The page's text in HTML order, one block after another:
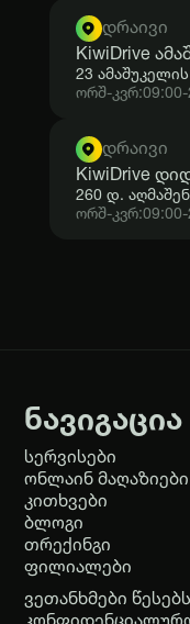
დრაივი
KiwiDrive
23 ამაშუკელის
ორშ-კვრ:09:00-
დრაივი
KiwiDrive
260 დ.
ორშ-კვრ:09:00-
ნავიგაცია
სერვისები
ონლაინ მაღაზიები
კითხვები
ბლოგი
თრექინგი
ფილიალები
ვეთანხმები